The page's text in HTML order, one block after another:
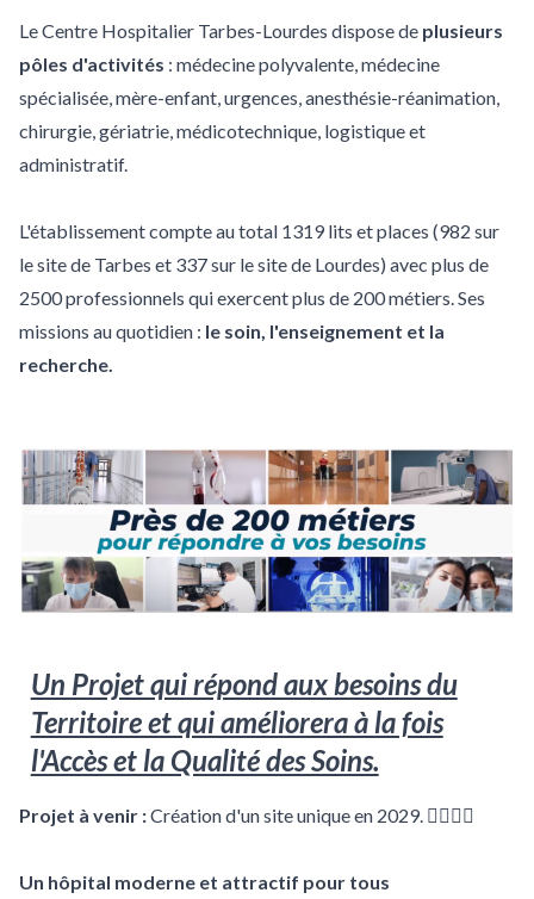
Le Centre Hospitalier Tarbes-Lourdes dispose de plusieurs
pôles d'activités : médecine polyvalente, médecine
spécialisée, mère-enfant, urgences, anesthésie-réanimation,
chirurgie, gériatrie, médicotechnique, logistique et
administratif.
L'établissement compte au total 1319 lits et places (982 sur
le site de Tarbes et 337 sur le site de Lourdes) avec plus de
2500 professionnels qui exercent plus de 200 métiers. Ses
missions au quotidien : le soin, l'enseignement et la
recherche.
Un Projet qui répond aux besoins du
Territoire et qui améliorera à la fois
l'Accès et la Qualité des Soins.
Projet à venir :Création d'un site unique en 2029. 👷‍♂️👷‍♀️
Un hôpital moderne et attractif pour tous